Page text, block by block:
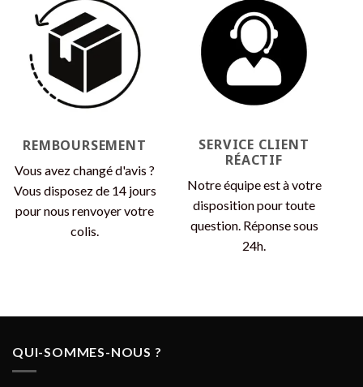
REMBOURSEMENT
Vous avez changé d'avis ?
Vous disposez de 14 jours
pour nous renvoyer votre
colis.
SERVICE CLIENT
RÉACTIF
Notre équipe est à votre
disposition pour toute
question. Réponse sous
24h.
QUI-SOMMES-NOUS ?